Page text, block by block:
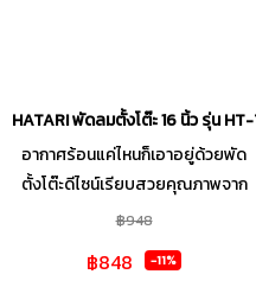
HATARI พัดลมตั้งโต๊ะ 16 นิ้ว รุ่น
อากาศร้อนแค่ไหนก็เอาอยู่ด้วยพัด
ตั้งโต๊ะดีไซน์เรียบสวยคุณภาพจาก
HATARI ผ่านกระบวนการผลิตที่ได้
ระบบตัดไฟอัตโนมัติ Thermo Fuse
฿948
฿848 -11%